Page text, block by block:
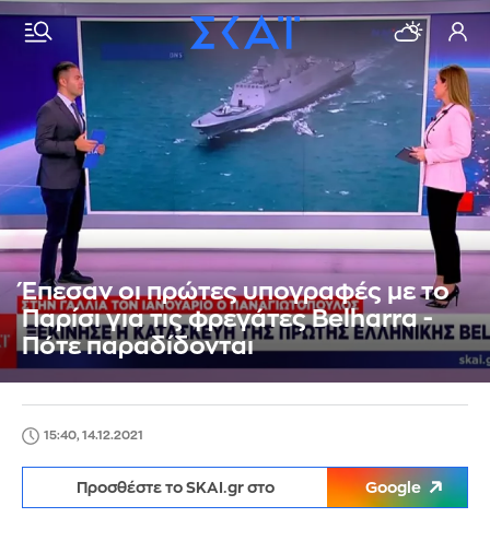
Έπεσαν οι πρώτες υπογραφές με το
Παρίσι για τις φρεγάτες Belharra -
Πότε παραδίδονται
15:40, 14.12.2021
Προσθέστε το SKAI.gr στο Google